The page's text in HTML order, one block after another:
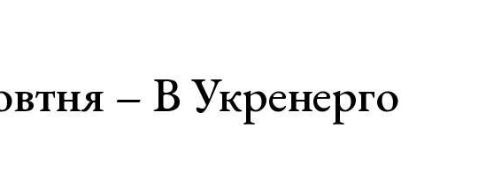
– В Укренерго